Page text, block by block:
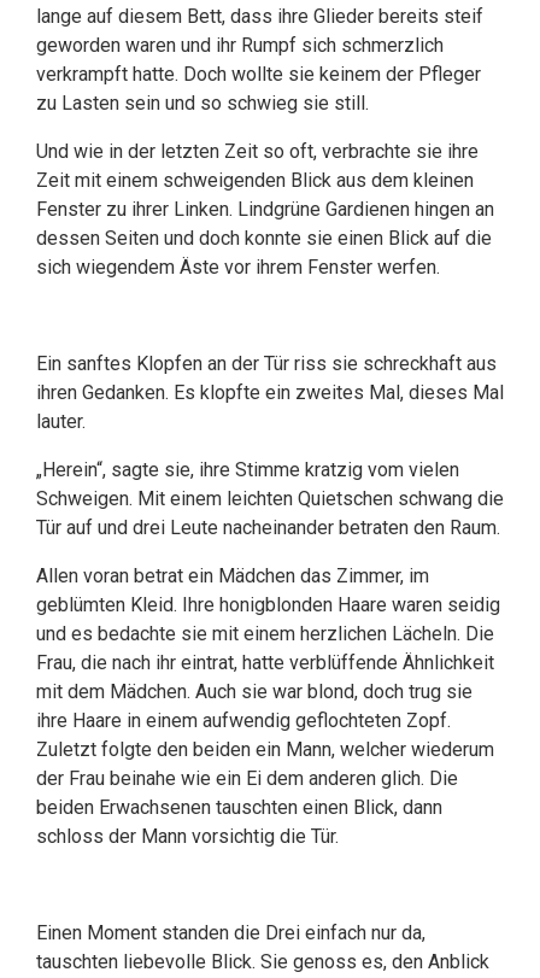
lange auf diesem Bett, dass ihre Glieder bereits steif
geworden waren und ihr Rumpf sich schmerzlich
verkrampft hatte. Doch wollte sie keinem der Pfleger
zu Lasten sein und so schwieg sie still.
Und wie in der letzten Zeit so oft, verbrachte sie ihre
Zeit mit einem schweigenden Blick aus dem kleinen
Fenster zu ihrer Linken. Lindgrüne Gardienen hingen an
dessen Seiten und doch konnte sie einen Blick auf die
sich wiegendem Äste vor ihrem Fenster werfen.
Ein sanftes Klopfen an der Tür riss sie schreckhaft aus
ihren Gedanken. Es klopfte ein zweites Mal, dieses Mal
lauter.
„Herein“, sagte sie, ihre Stimme kratzig vom vielen
Schweigen. Mit einem leichten Quietschen schwang die
Tür auf und drei Leute nacheinander betraten den Raum.
Allen voran betrat ein Mädchen das Zimmer, im
geblümten Kleid. Ihre honigblonden Haare waren seidig
und es bedachte sie mit einem herzlichen Lächeln. Die
Frau, die nach ihr eintrat, hatte verblüffende Ähnlichkeit
mit dem Mädchen. Auch sie war blond, doch trug sie
ihre Haare in einem aufwendig geflochteten Zopf.
Zuletzt folgte den beiden ein Mann, welcher wiederum
der Frau beinahe wie ein Ei dem anderen glich. Die
beiden Erwachsenen tauschten einen Blick, dann
schloss der Mann vorsichtig die Tür.
Einen Moment standen die Drei einfach nur da,
tauschten liebevolle Blick. Sie genoss es, den Anblick